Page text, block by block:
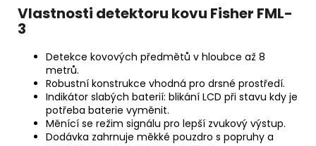
Vlastnosti detektoru kovu Fisher FML-
3
Detekce kovových předmětů v hloubce až 8
metrů.
Robustní konstrukce vhodná pro drsné prostředí.
Indikátor slabých baterií: blikání LCD při stavu kdy je
potřeba baterie vyměnit.
Měnící se režim signálu pro lepší zvukový výstup.
Dodávka zahrnuje měkké pouzdro s popruhy a